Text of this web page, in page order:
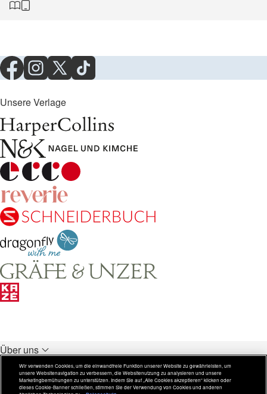
Unsere Verlage
Über uns
Unsere Verlage
Rechtliches
Wir verwenden Cookies, um die einwandfreie Funktion unserer Website zu gewährleisten, um
unsere Websitenavigation zu verbessern, die Websitenutzung zu analysieren und unsere
Marketingbemühungen zu unterstützen. Indem Sie auf „Alle Cookies akzeptieren“ klicken oder
dieses Cookie-Banner schließen, stimmen Sie der Verwendung von Cookies und anderen